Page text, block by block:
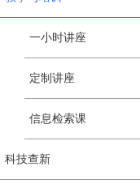
一小时讲座
定制讲座
信息检索课
科技查新